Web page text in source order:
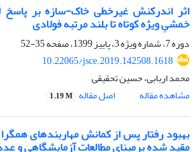
اثر اندرکنش غیرخطی خاک-سازه بر پاسخ
خمشیِ ویژه‌‌ کوتاه تا بلند مرتبه فولادی
دوره 7، شماره ویژه 3، پاییز 1399، صفحه
35-52
10.22065/jsce.2019.142508.1618
محمد اربابی، حسین تحقیقی
مشاهده مقاله
اصل مقاله 1.19 M
بهبود رفتار پس از کمانش مهاربندهای
مقید شده برمبنای مطالعات آزمایشگاهی و